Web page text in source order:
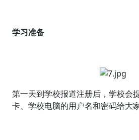
学习准备
第一天到学校报道注册后，学校会
卡、学校电脑的用户名和密码给大